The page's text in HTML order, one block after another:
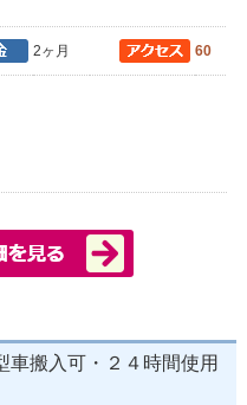
2ヶ月 60
搬入可・２４時間使用